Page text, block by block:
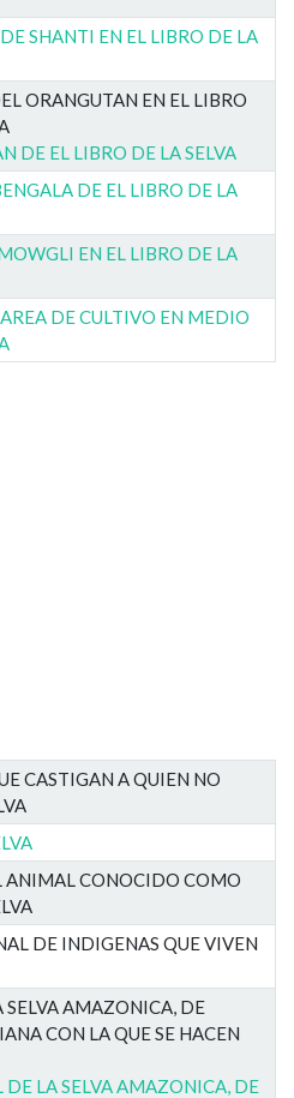
SHANTI EN EL LIBRO DE LA
ORANGUTAN EN EL LIBRO
DE EL LIBRO DE LA SELVA
DE EL LIBRO DE LA
EN EL LIBRO DE LA
DE CULTIVO EN MEDIO
CASTIGAN A QUIEN NO
ANIMAL CONOCIDO COMO
DE INDIGENAS QUE VIVEN
SELVA AMAZONICA, DE
CON LA QUE SE HACEN
DE LA SELVA AMAZONICA, DE